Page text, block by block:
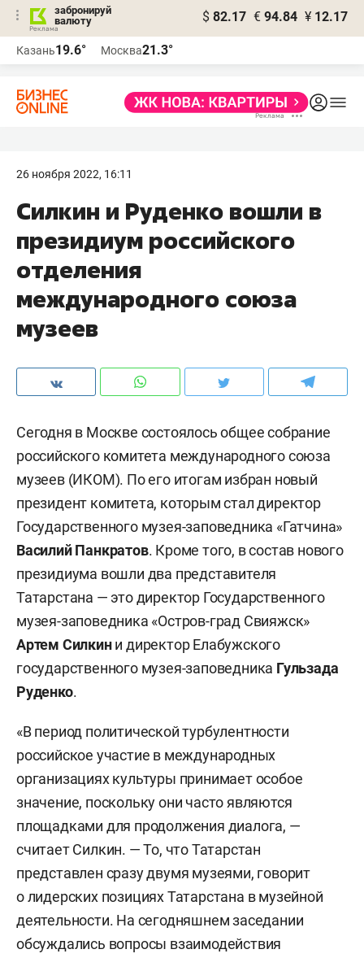
забронируй
валюту
$ 82.17 € 94.84 ¥ 12.17
Казань19.6° Москва21.3°
26 ноября 2022, 16:11
Силкин и Руденко вошли в
президиум российского
отделения
международного союза
музеев
Сегодня в Москве состоялось общее собрание
российского комитета международного союза
музеев (ИКОМ). По его итогам избран новый
президент комитета, которым стал директор
Государственного музея-заповедника «Гатчина»
Василий Панкратов. Кроме того, в состав нового
президиума вошли два представителя
Татарстана — это директор Государственного
музея-заповедника «Остров-град Свияжск»
Артем Силкини директор Елабужского
государственного музея-заповедника Гульзада
Руденко.
«В период политической турбулентности
российское участие в международных
организациях культуры принимает особое
значение, поскольку они часто являются
площадками для продолжения диалога, —
считает Силкин. — То, что Татарстан
представлен сразу двумя музеями, говорит
о лидерских позициях Татарстана в музейной
деятельности. На сегодняшнем заседании
обсуждались вопросы взаимодействия